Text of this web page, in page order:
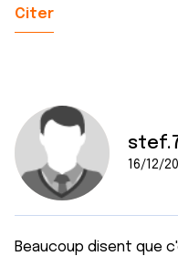
Citer
16/12/
Beaucoup disent que